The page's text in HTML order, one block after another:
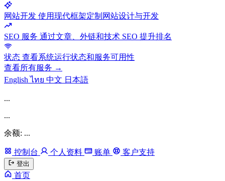
网站开发 使用现代框架定制网站设计与开发
SEO 服务 通过文章、外链和技术 SEO 提升排名
状态 查看系统运行状态和服务可用性
查看所有服务 →
Englishไทย 中文 日本語
...
...
余额: ...
控制台 个人资料 账单 客户支持
登出
首页